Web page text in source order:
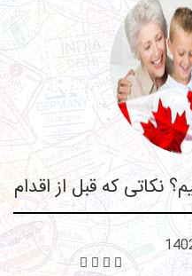
نکاتی که قبل از اقدام